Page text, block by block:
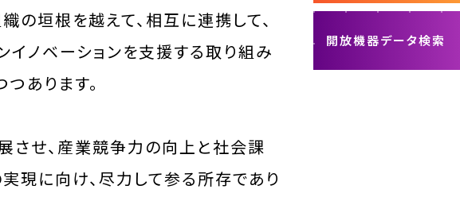
垣根を越えて、相互に連携して、
ノベーションを支援する取り組み
あります。
させ、産業競争力の向上と社会課
現に向け、尽力して参る所存であり
開放機器データ検索